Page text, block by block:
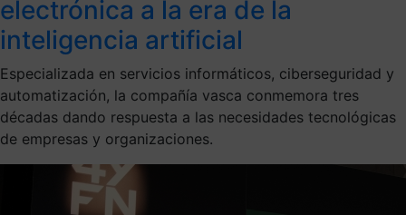
electrónica a la era de la
inteligencia artificial
Especializada en servicios informáticos, ciberseguridad y
automatización, la compañía vasca conmemora tres
décadas dando respuesta a las necesidades tecnológicas
de empresas y organizaciones.